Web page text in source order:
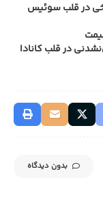
در قلب سوئیس
در قلب کانادا
بدون دیدگاه